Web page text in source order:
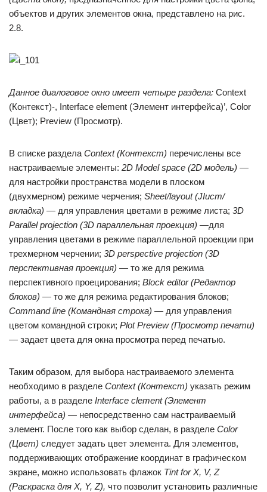
объектов и других элементов окна, представлено на рис.
2.8.
Данное диалоговое окно имеет четыре раздела: Context
(Контекст)-, Interface element (Элемент интерфейса)’, Color
(Цвет); Preview (Просмотр).
В списке раздела Context (Контекст) перечислены все
настраиваемые элементы: 2D Model space (2D модель) —
для настройки пространства модели в плоском
(двухмерном) режиме черчения; Sheet/layout (JIucm/
вкладка) — для управления цветами в режиме листа; 3D
Parallel projection (3D параллельная проекция) —для
управления цветами в режиме параллельной проекции при
трехмерном черчении; 3D perspective projection (3D
перспективная проекция) — то же для режима
перспективного проецирования; Block editor (Редактор
блоков) — то же для режима редактирования блоков;
Command line (Командная строка) — для управления
цветом командной строки; Plot Preview (Просмотр печати)
— задает цвета для окна просмотра перед печатью.
Таким образом, для выбора настраиваемого элемента
необходимо в разделе Context (Контекст) указать режим
работы, а в разделе Interface clement (Элемент
интерфейса) — непосредственно сам настраиваемый
элемент. После того как выбор сделан, в разделе Color
(Цвет) следует задать цвет элемента. Для элементов,
поддерживающих отображение координат в графическом
экране, можно использовать флажок Tint for X, V, Z
(Раскраска для X, Y, Z), что позволит установить различные